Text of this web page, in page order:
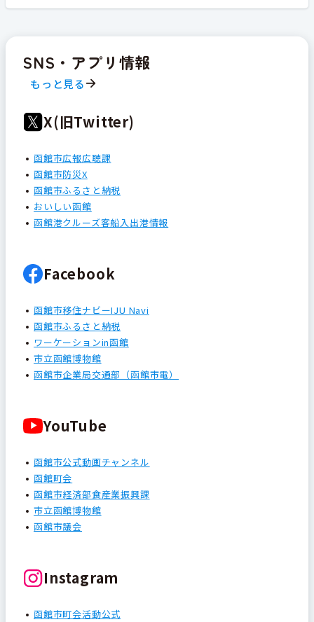
SNS・アプリ情報
もっと見る
X(旧Twitter)
函館市広報広聴課
函館市防災X
函館市ふるさと納税
おいしい函館
函館港クルーズ客船入出港情報
Facebook
函館市移住ナビーIJU Navi
函館市ふるさと納税
ワーケーションin函館
市立函館博物館
函館市企業局交通部（函館市電）
YouTube
函館市公式動画チャンネル
函館町会
函館市経済部食産業振興課
市立函館博物館
函館市議会
Instagram
函館市町会活動公式